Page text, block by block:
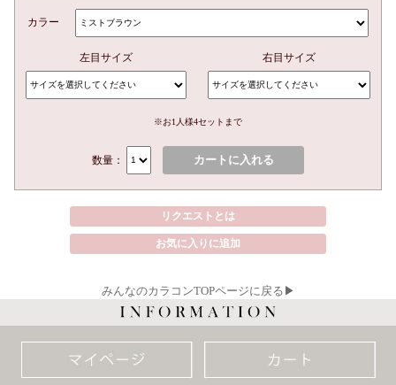
カラー
左目サイズ 右目サイズ
※お1人様4セットまで
数量： カートに入れる
リクエストとは
お気に入りに追加
みんなのカラコンTOPページに戻る▶